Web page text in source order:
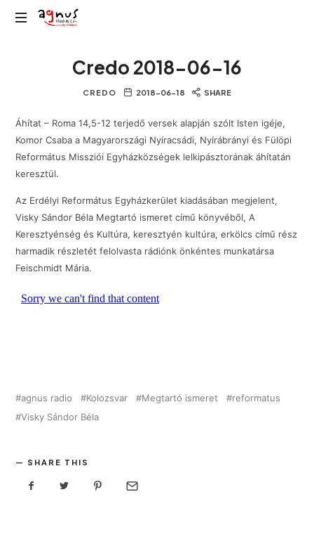
Agnus
közösségiCredo 2018-06-16
CREDO 2018-06-18 SHARE
Áhítat – Roma 14,5-12 terjedő versek alapján szólt Isten igéje,
Komor Csaba a Magyarországi Nyíracsádi, Nyírábrányi és Fülöpi
Református Missziói Egyházközségek lelkipásztorának áhítatán
keresztül.
Az Erdélyi Református Egyházkerület kiadásában megjelent,
Visky Sándor Béla Megtartó ismeret című könyvéből, A
Keresztyénség és Kultúra, keresztyén kultúra, erkölcs című rész
harmadik részletét felolvasta rádiónk önkéntes munkatársa
Feischmidt Mária.
agnus radio Kolozsvar Megtartó ismeret
reformatus
Visky Sándor Béla
SHARE THIS